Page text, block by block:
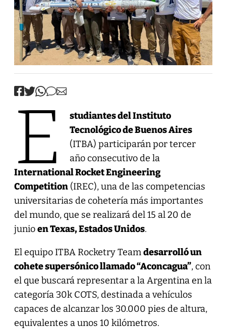
E
studiantes del Instituto
Tecnológico de Buenos Aires
(ITBA) participarán por tercer
año consecutivo de la
International Rocket Engineering
Competition(IREC), una de las competencias
universitarias de cohetería más importantes
del mundo, que se realizará del 15 al 20 de
junioen Texas, Estados Unidos.
El equipo ITBA Rocketry Teamdesarrolló un
cohete supersónico llamado “Aconcagua”, con
el que buscará representar a la Argentina en la
categoría 30k COTS, destinada a vehículos
capaces de alcanzar los 30.000 pies de altura,
equivalentes a unos 10 kilómetros.